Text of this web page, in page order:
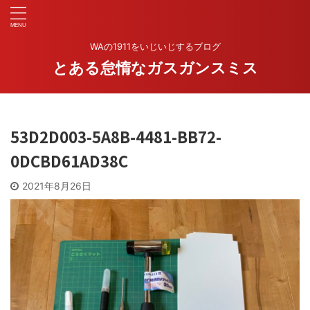
WAの1911をいじいじするブログ
とある怠惰なガスガンスミス
53D2D003-5A8B-4481-BB72-
0DCBD61AD38C
2021年8月26日